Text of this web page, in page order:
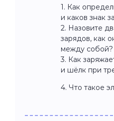
1. Как
и каков знак
2. Назовите
зарядов, как
между собой?
3. Как
и шёлк при
4. Что такое